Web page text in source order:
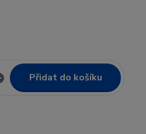
Přidat do košíku